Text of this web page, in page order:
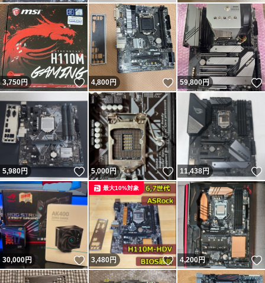
3,750円 いいね！
4,800円 いいね！
59,800円
5,980円 いいね！
5,000円 いいね！
11,438円
30,000円 いいね！
3,480円 いいね！
最大10%対象
4,200円